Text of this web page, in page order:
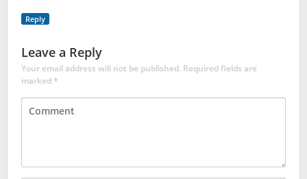
Reply
Leave a Reply
Your email address will not be published. Required fields are
marked*